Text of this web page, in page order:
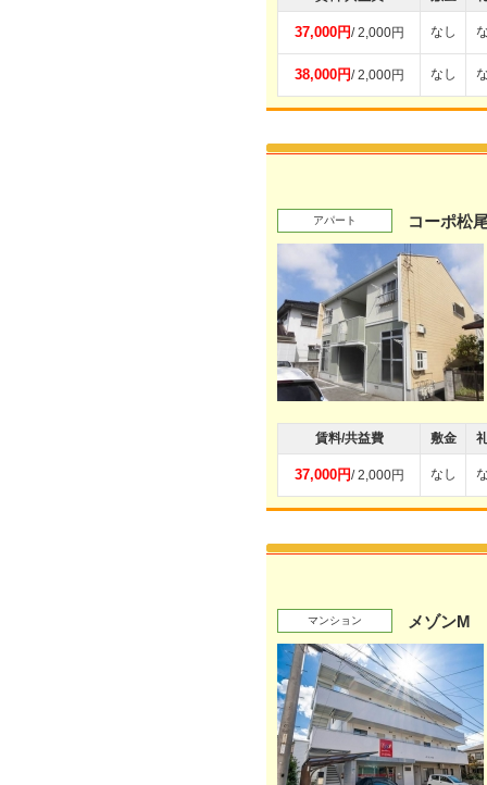
37,000円/ 2,000円 なし
38,000円/ 2,000円 なし
アパート コーポ松
賃料/共益費 敷金
37,000円/ 2,000円 なし
マンション メゾンM